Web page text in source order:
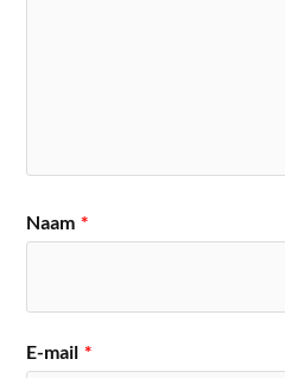
Naam *
E-mail *